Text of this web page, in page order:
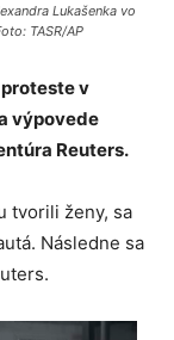
Lukašenka vo
TASR/AP
v
výpovede
Reuters.
tvorili ženy, sa
Následne sa